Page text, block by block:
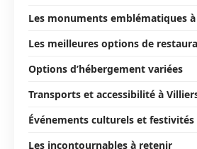
Les monuments emblématiques
Les meilleures options de
Options d’hébergement variées
Transports et accessibilité à
Événements culturels et festivités
Les incontournables à retenir